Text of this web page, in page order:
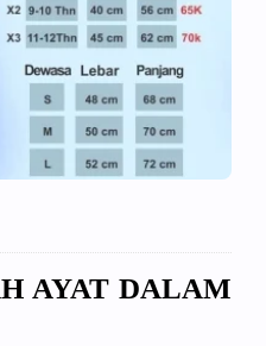
AYAT DALAM